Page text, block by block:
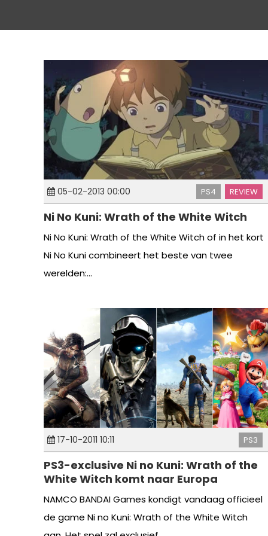
05-02-2013 00:00 PS4 REVIEW
Ni No Kuni: Wrath of the White Witch
Ni No Kuni: Wrath of the White Witch of in het kort
Ni No Kuni combineert het beste van twee
werelden:...
17-10-2011 10:11 PS3
PS3-exclusive Ni no Kuni: Wrath of the
White Witch komt naar Europa
NAMCO BANDAI Games kondigt vandaag officieel
de game Ni no Kuni: Wrath of the White Witch